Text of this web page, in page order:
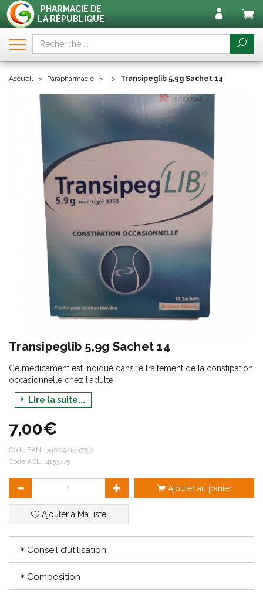
PHARMACIE DE
LA RÉPUBLIQUE
Accueil Parapharmacie Transipeglib 5,9g Sachet 14
Transipeglib 5,9g Sachet 14
Ce médicament est indiqué dans le traitement de la constipation
occasionnelle chez l'adulte.
Lire la suite...
7,00€
Code EAN : 3400941537752
Code ACL : 4153775
Ajouter au panier
Ajouter à Ma liste
Conseil d’utilisation
Composition